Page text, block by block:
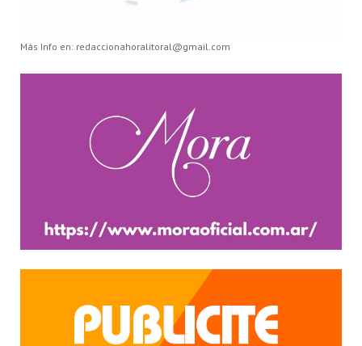
Más Info en: redaccionahoralitoral@gmail.com